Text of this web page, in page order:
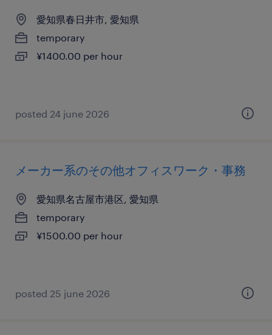
愛知県春日井市, 愛知県
temporary
¥1400.00 per hour
posted 24 june 2026
メーカー系のその他オフィスワーク・事務
愛知県名古屋市港区, 愛知県
temporary
¥1500.00 per hour
posted 25 june 2026